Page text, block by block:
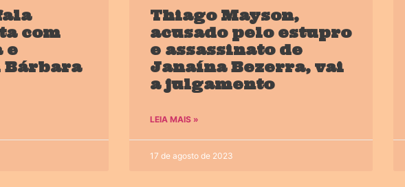
com
e
Bárbara
Thiago Mayson,
acusado pelo estupro
e assassinato de
Janaína Bezerra, vai
a julgamento
LEIA MAIS »
17 de agosto de 2023